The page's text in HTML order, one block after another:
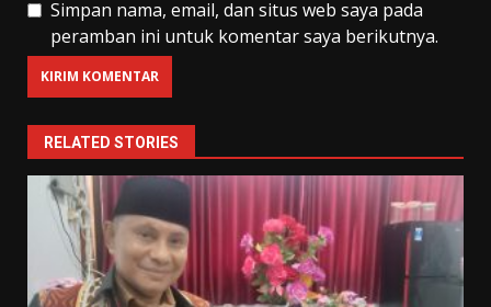
Simpan nama, email, dan situs web saya pada
peramban ini untuk komentar saya berikutnya.
RELATED STORIES